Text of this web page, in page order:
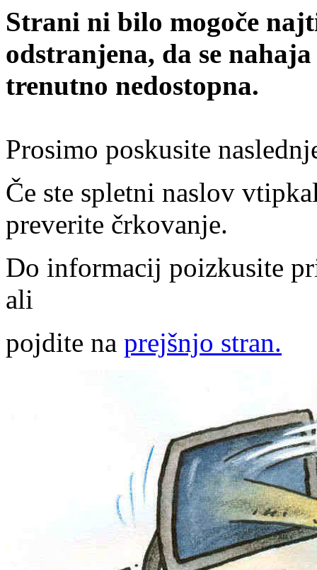
Strani ni bilo mogoče
odstranjena, da se
trenutno nedostopna.
Prosimo poskusite
Če ste spletni naslov
preverite črkovanje.
Do informacij poizkusite
ali
pojdite na prejšnjo stran.